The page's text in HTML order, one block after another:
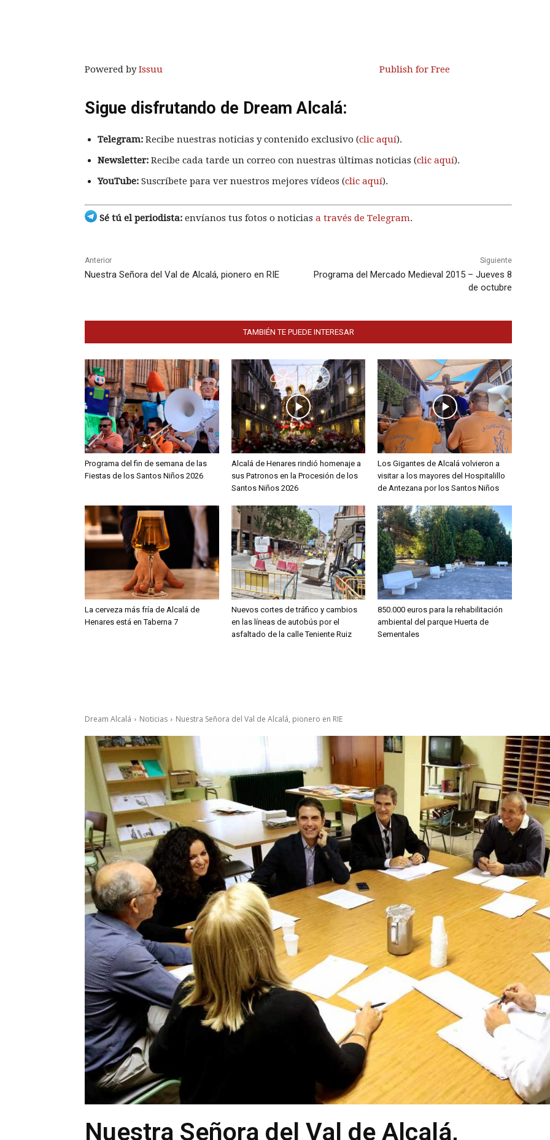
Powered byIssuu Publish for Free
Sigue disfrutando de Dream Alcalá:
Telegram: Recibe nuestras noticias y contenido exclusivo (clic aquí).
Newsletter: Recibe cada tarde un correo con nuestras últimas noticias (clic aquí).
YouTube: Suscríbete para ver nuestros mejores vídeos (clic aquí).
Sé tú el periodista: envíanos tus fotos o noticias a través de Telegram.
Anterior
Nuestra Señora del Val de Alcalá, pionero en RIE
Siguiente
Programa del Mercado Medieval 2015 – Jueves 8
de octubre
TAMBIÉN TE PUEDE INTERESAR
Programa del fin de semana de las
Fiestas de los Santos Niños 2026
Alcalá de Henares rindió homenaje a
sus Patronos en la Procesión de los
Santos Niños 2026
Los Gigantes de Alcalá volvieron a
visitar a los mayores del Hospitalillo
de Antezana por los Santos Niños
La cerveza más fría de Alcalá de
Henares está en Taberna 7
Nuevos cortes de tráfico y cambios
en las líneas de autobús por el
asfaltado de la calle Teniente Ruiz
850.000 euros para la rehabilitación
ambiental del parque Huerta de
Sementales